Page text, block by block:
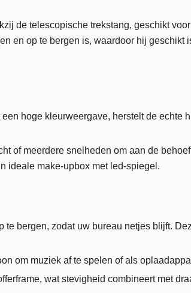
de telescopische trekstang, geschikt
en op te bergen is, waardoor hij geschikt
hoge kleurweergave, herstelt de echte
of meerdere snelheden om aan de
ideale make-upbox met led-spiegel.
bergen, zodat uw bureau netjes blijft.
om muziek af te spelen of als
wat stevigheid combineert met